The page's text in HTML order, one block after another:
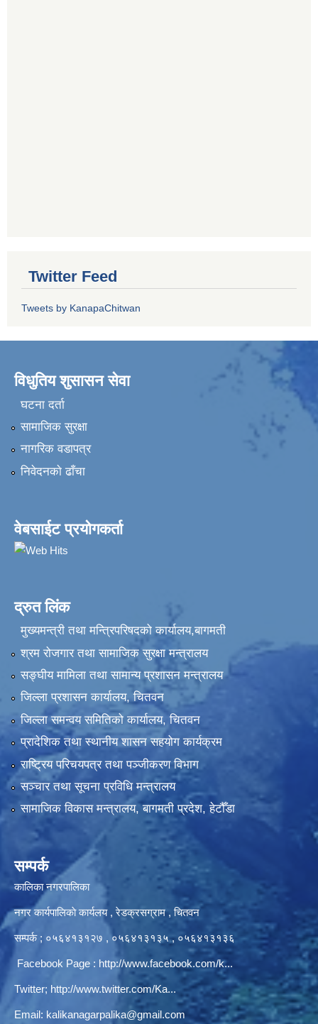
Twitter Feed
Tweets by KanapaChitwan
विधुतिय शुसासन सेवा
घटना दर्ता
सामाजिक सुरक्षा
नागरिक वडापत्र
निवेदनकाे ढाँचा
वेबसाईट प्रयोगकर्ता
द्रुत लिंक
मुख्यमन्त्री तथा मन्त्रिपरिषदको कार्यालय,बागमती
श्रम रोजगार तथा सामाजिक सुरक्षा मन्त्रालय
सङ्‍घीय मामिला तथा सामान्य प्रशासन मन्त्रालय
जिल्ला प्रशासन कार्यालय, चितवन
जिल्ला समन्वय समितिको कार्यालय, चितवन
प्रादेशिक तथा स्थानीय शासन सहयोग कार्यक्रम
राष्ट्रिय परिचयपत्र तथा पञ्‍जीकरण विभाग
सञ्‍चार तथा सूचना प्रविधि मन्त्रालय
सामाजिक विकास मन्त्रालय, बागमती प्रदेश, हेटौँडा
सम्पर्क
कालिका नगरपालिका
नगर कार्यपालिकाे कार्यलय‍ , रेडक्रसग्राम , चितवन
सम्पर्क ; ०५६४१३१२७ , ०५६४१३१३५ , ०५६४१३१३६
Facebook Page : http://www.facebook.com/k...
Twitter; http://www.twitter.com/Ka...
Email: kalikanagarpalika@gmail.com